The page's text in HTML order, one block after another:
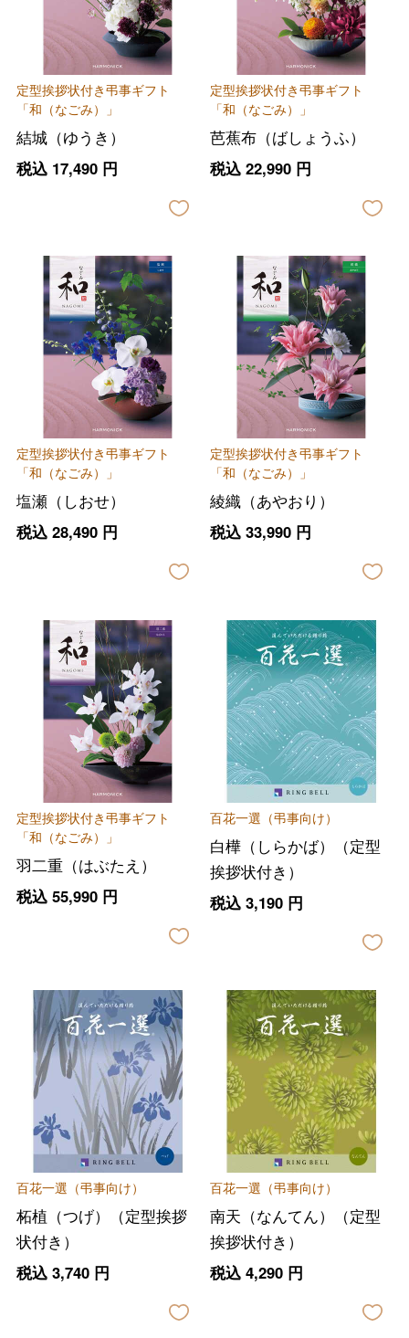
定型挨拶状付き弔事ギフト
「和（なごみ）」
結城（ゆうき）
税込 17,490円
定型挨拶状付き弔事ギフト
「和（なごみ）」
芭蕉布（ばしょうふ）
税込 22,990円
定型挨拶状付き弔事ギフト
「和（なごみ）」
塩瀬（しおせ）
税込 28,490円
定型挨拶状付き弔事ギフト
「和（なごみ）」
綾織（あやおり）
税込 33,990円
定型挨拶状付き弔事ギフト
「和（なごみ）」
羽二重（はぶたえ）
税込 55,990円
百花一選（弔事向け）
白樺（しらかば）（定型
挨拶状付き）
税込 3,190円
百花一選（弔事向け）
柘植（つげ）（定型挨拶
状付き）
税込 3,740円
百花一選（弔事向け）
南天（なんてん）（定型
挨拶状付き）
税込 4,290円